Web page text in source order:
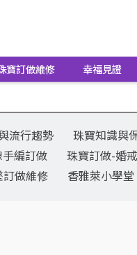
寶訂做維修 幸福見證
流行趨勢 珠寶知識與
編訂做
珠寶訂做-婚
做維修 香雅萊小學堂